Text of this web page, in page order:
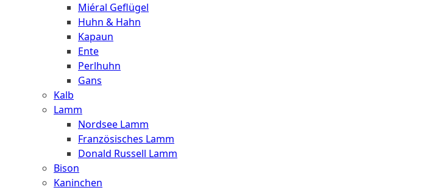
Miéral Geflügel
Huhn & Hahn
Kapaun
Ente
Perlhuhn
Gans
Kalb
Lamm
Nordsee Lamm
Französisches Lamm
Donald Russell Lamm
Bison
Kaninchen